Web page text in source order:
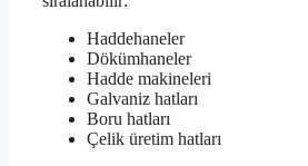
Haddehaneler
Dökümhaneler
Hadde makineleri
Galvaniz hatları
Boru hatları
Çelik üretim hatları